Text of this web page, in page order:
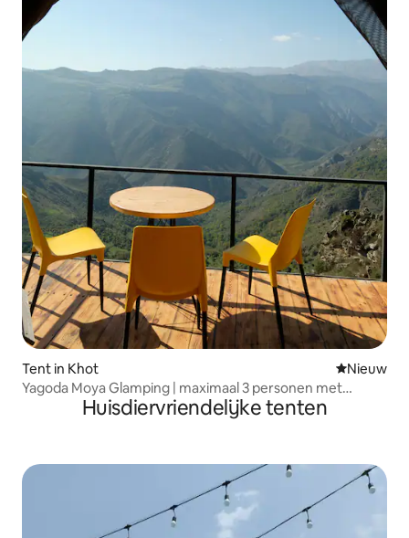
Tent in Khot Nieuwe
Nieuw
Yagoda Moya Glamping | maximaal 3 personen met
voorzieningen binnen
Huisdiervriendelijke tenten